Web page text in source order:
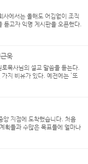
에서는 올해도 어김없이 조직
듣고자 익명 게시판을 오픈했다.
이제는 제법 탄력이 붙어 거침
욱
목사님의 설교 말씀을 듣는다.
지 비유가 있다. 예전에는 '또
려들었는데, 지금은 한번 더
다. "죄...
앙 지점에 도착했습니다. 처음
획들과 수많은 목표들에 얼마나
혹은 포기한 것들이 있지는 않